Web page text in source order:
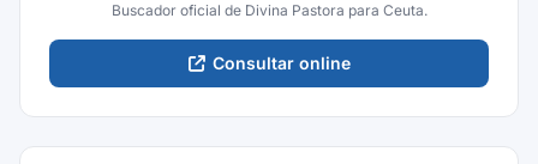
Buscador oficial de Divina Pastora para Ceuta.
Consultar online